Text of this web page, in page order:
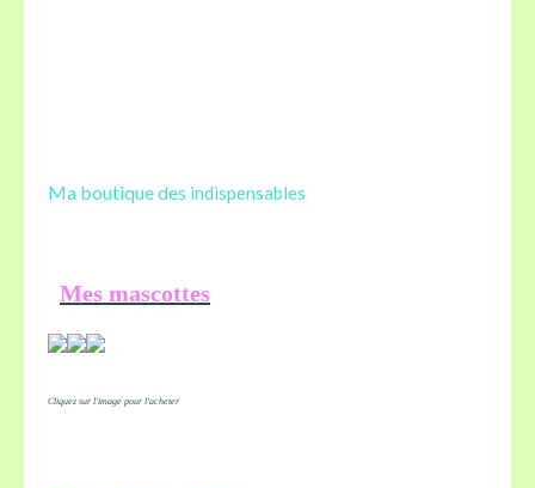
Ma boutique des indispensables
Mes mascottes
Cliquez sur l'image pour l'acheter